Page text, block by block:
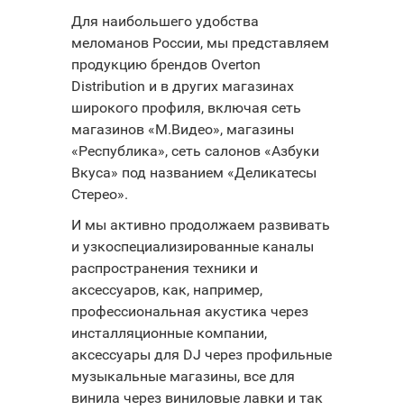
Для наибольшего удобства
меломанов России, мы представляем
продукцию брендов Overton
Distribution и в других магазинах
широкого профиля, включая сеть
магазинов «М.Видео», магазины
«Республика», сеть салонов «Азбуки
Вкуса» под названием «Деликатесы
Стерео».
И мы активно продолжаем развивать
и узкоспециализированные каналы
распространения техники и
аксессуаров, как, например,
профессиональная акустика через
инсталляционные компании,
аксессуары для DJ через профильные
музыкальные магазины, все для
винила через виниловые лавки и так